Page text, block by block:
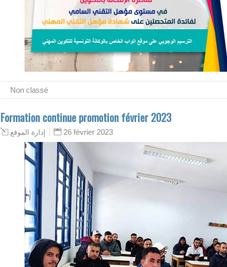
Non classé
Formation continue promotion février 2023
إدارة الموقع 26 février 2023